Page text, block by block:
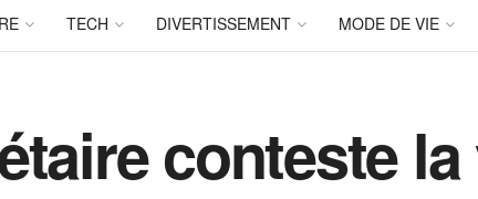
TECH DIVERTISSEMENT MODE DE VIE
conteste